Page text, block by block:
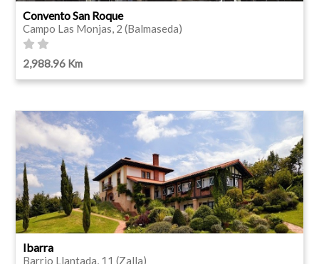
Convento San Roque
Campo Las Monjas, 2 (Balmaseda)
2,988.96 Km
Ibarra
Barrio Llantada, 11 (Zalla)